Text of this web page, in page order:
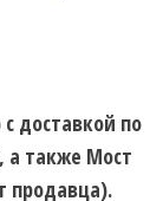
доставкой по
а также Мост
продавца).